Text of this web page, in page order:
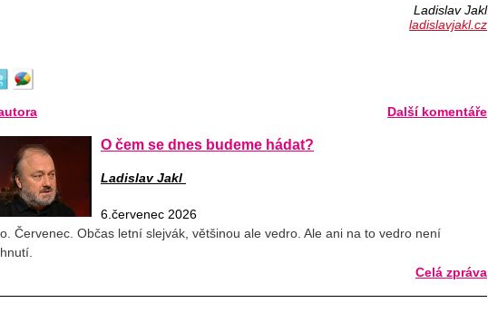
Ladislav Jakl
ladislavjakl.cz
Další komentáře
O čem se dnes budeme hádat?
Ladislav Jakl
6.červenec 2026
Červenec. Občas letní slejvák, většinou ale vedro. Ale ani na to vedro není
Celá zpráva